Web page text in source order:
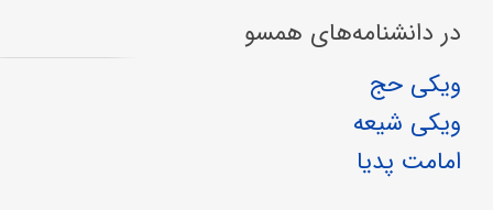
در دانشنامه‌های همسو
ویکی حج
ویکی شیعه
امامت پدیا